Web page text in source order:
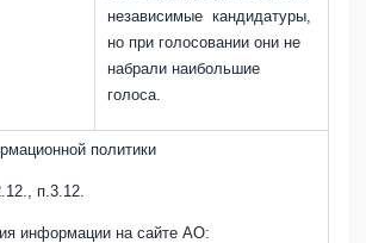
независимые кандидатуры,
но при голосовании они не
набрали наибольшие
голоса.
политики
п.3.12.
информации на сайте АО: